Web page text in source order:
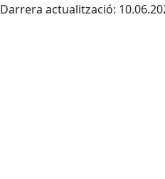
Darrera actualització: